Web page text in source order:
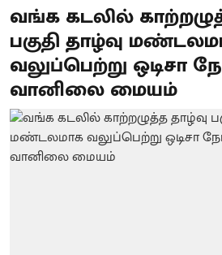
வங்க கடலில்
பகுதி தாழ்வு
வலுப்பெற்று ஒடிசா
வானிலை மையம்